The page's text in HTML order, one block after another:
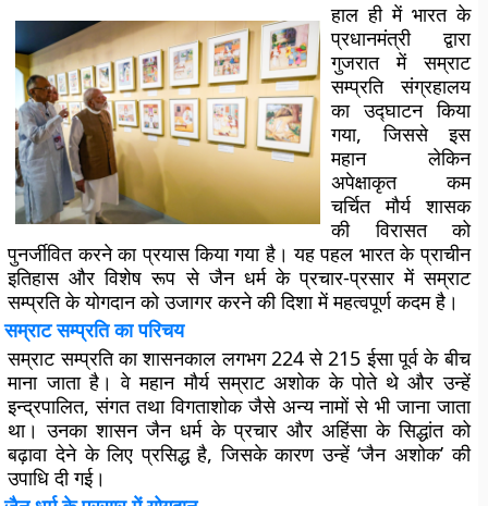
हाल ही में भारत के
प्रधानमंत्री द्वारा
गुजरात में सम्राट
सम्प्रति संग्रहालय
का उद्घाटन किया
गया, जिससे इस
महान लेकिन
अपेक्षाकृत कम
चर्चित मौर्य शासक
की विरासत को
पुनर्जीवित करने का प्रयास किया गया है। यह पहल भारत के प्राचीन
इतिहास और विशेष रूप से जैन धर्म के प्रचार-प्रसार में सम्राट
सम्प्रति के योगदान को उजागर करने की दिशा में महत्वपूर्ण कदम है।
सम्राट सम्प्रति का परिचय
सम्राट सम्प्रति का शासनकाल लगभग 224 से 215 ईसा पूर्व के बीच
माना जाता है। वे महान मौर्य सम्राट अशोक के पोते थे और उन्हें
इन्द्रपालित, संगत तथा विगताशोक जैसे अन्य नामों से भी जाना जाता
था। उनका शासन जैन धर्म के प्रचार और अहिंसा के सिद्धांत को
बढ़ावा देने के लिए प्रसिद्ध है, जिसके कारण उन्हें ‘जैन अशोक’ की
उपाधि दी गई।